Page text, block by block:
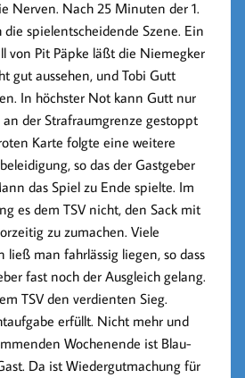
Nerven. Nach 25 Minuten der 1.
spielentscheidende Szene. Ein
von Pit Päpke läßt die Niemegker
gut aussehen, und Tobi Gutt
In höchster Not kann Gutt nur
der Strafraumgrenze gestoppt
Karte folgte eine weitere
so das der Gastgeber
das Spiel zu Ende spielte. Im
es dem TSV nicht, den Sack mit
zu zumachen. Viele
ließ man fahrlässig liegen, so dass
fast noch der Ausgleich gelang.
TSV den verdienten Sieg.
erfüllt. Nicht mehr und
Wochenende ist Blau-
Da ist Wiedergutmachung für